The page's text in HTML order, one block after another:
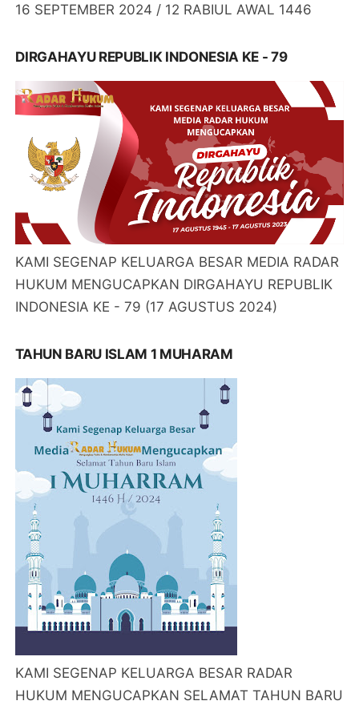
16 SEPTEMBER 2024 / 12 RABIUL AWAL 1446
DIRGAHAYU REPUBLIK INDONESIA KE - 79
KAMI SEGENAP KELUARGA BESAR MEDIA RADAR
HUKUM MENGUCAPKAN DIRGAHAYU REPUBLIK
INDONESIA KE - 79 (17 AGUSTUS 2024)
TAHUN BARU ISLAM 1 MUHARAM
KAMI SEGENAP KELUARGA BESAR RADAR
HUKUM MENGUCAPKAN SELAMAT TAHUN BARU